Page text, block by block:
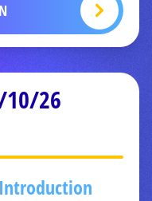
26